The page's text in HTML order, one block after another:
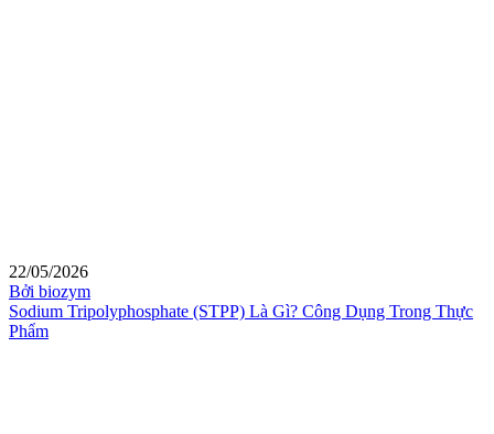
22/05/2026
Bởi biozym
Sodium Tripolyphosphate (STPP) Là Gì? Công Dụng Trong Thực
Phẩm